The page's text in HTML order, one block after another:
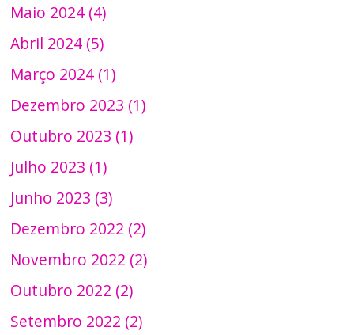
Maio 2024 (4)
Abril 2024 (5)
Março 2024 (1)
Dezembro 2023 (1)
Outubro 2023 (1)
Julho 2023 (1)
Junho 2023 (3)
Dezembro 2022 (2)
Novembro 2022 (2)
Outubro 2022 (2)
Setembro 2022 (2)